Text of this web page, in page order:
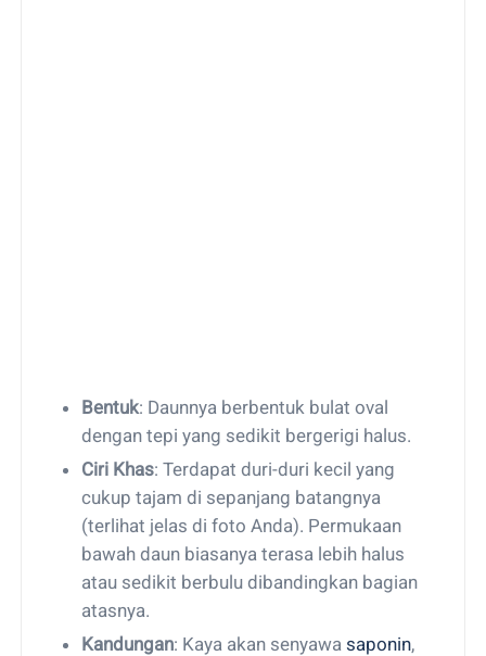
Bentuk: Daunnya berbentuk bulat oval
dengan tepi yang sedikit bergerigi halus.
Ciri Khas: Terdapat duri-duri kecil yang
cukup tajam di sepanjang batangnya
(terlihat jelas di foto Anda). Permukaan
bawah daun biasanya terasa lebih halus
atau sedikit berbulu dibandingkan bagian
atasnya.
Kandungan: Kaya akan senyawasaponin,